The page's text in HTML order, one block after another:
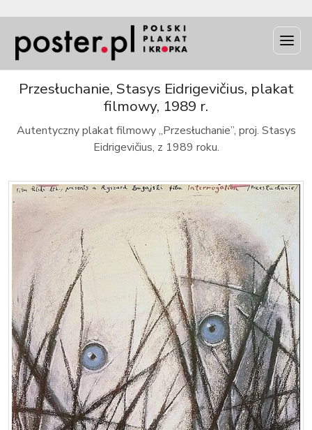
Przesłuchanie, Stasys Eidrigevičius, plakat
filmowy, 1989 r.
Autentyczny plakat filmowy „Przesłuchanie”, proj. Stasys
Eidrigevičius, z 1989 roku.